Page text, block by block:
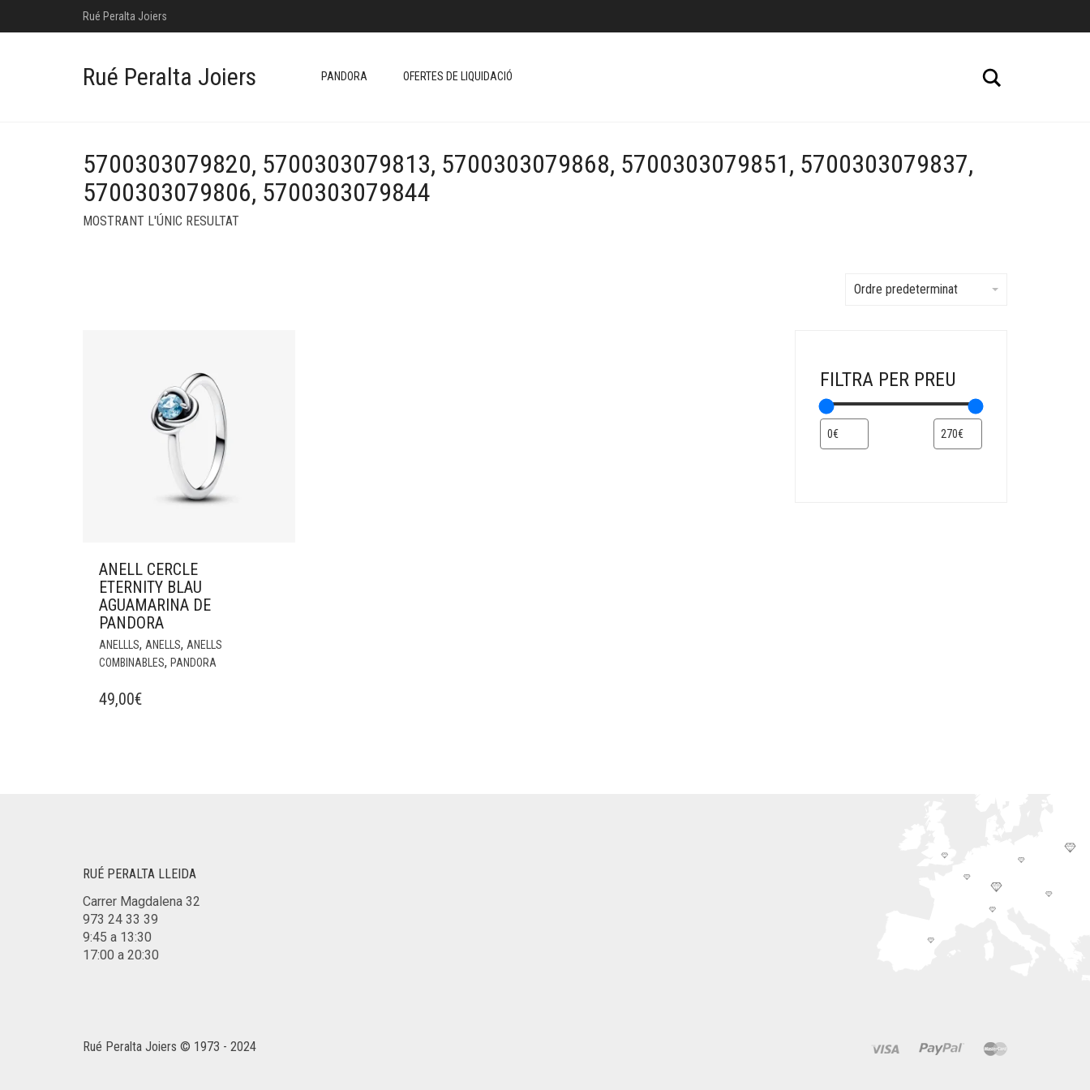
Rué Peralta Joiers
Rué Peralta Joiers PANDORA OFERTES DE LIQUIDACIÓ
5700303079820, 5700303079813, 5700303079868, 5700303079851, 5700303079837,
5700303079806, 5700303079844
MOSTRANT L'ÚNIC RESULTAT
Ordre predeterminat
ANELL CERCLE
ETERNITY BLAU
AGUAMARINA DE
PANDORA
ANELLLS, ANELLS, ANELLS
COMBINABLES, PANDORA
49,00€
FILTRA PER PREU
RUÉ PERALTA LLEIDA
Carrer Magdalena 32
973 24 33 39
9:45 a 13:30
17:00 a 20:30
Rué Peralta Joiers © 1973 - 2024